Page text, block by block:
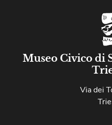
Museo Civico di
Via dei